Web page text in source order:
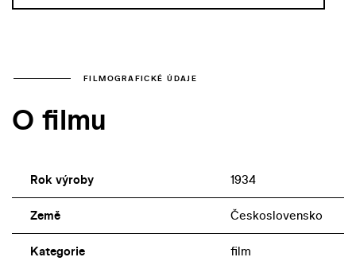
FILMOGRAFICKÉ ÚDAJE
O filmu
Rok výroby 1934
Země Československo
Kategorie film